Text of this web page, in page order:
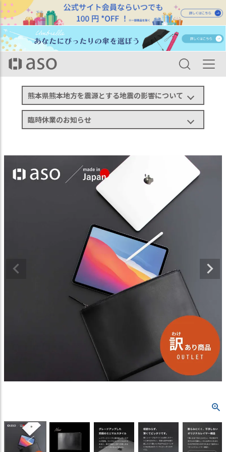
HOME カテゴリ一覧 PC・タブレットポーチ
【アウトレット】 Layer Sleeve Pro レイヤースリーブ プロ ls-w229
熊本県熊本地方を震源とする地震の影響について
臨時休業のお知らせ